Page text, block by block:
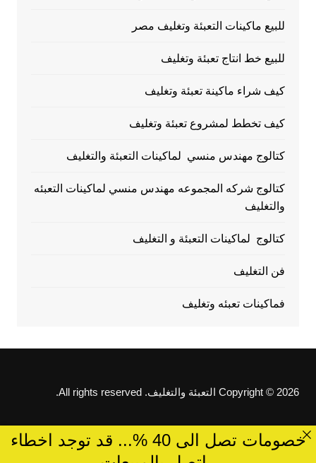
للبيع ماكينات التعبئة وتغليف مصر
للبيع خط انتاج تعبئة وتغليف
كيف شراء ماكينة تعبئة وتغليف
كيف تخطط لمشروع تعبئة وتغليف
كتالوج مهندس منسي لماكينات التعبئة والتغليف
كتالوج شركه المجموعه مهندس منسي لماكينات التعبئه
والتغليف
كتالوج لماكينات التعبئة و التغليف
فن التغليف
فماكينات تعبئه وتغليف
Copyright © 2026 التعبئة والتغليف. All rights reserved.
خصومات تصل الى 40 %... قد توجد اخطاء